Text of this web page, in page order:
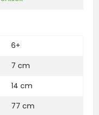
6+
7 cm
14 cm
77 cm